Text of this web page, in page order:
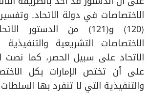
الاختصاصات في دولة الاتحاد.
(120) و(121) من الدستور
الاختصاصات التشريعية
على أن تختص الإمارات بكل
والتنفيذية التي لا تنفرد بها السلطات